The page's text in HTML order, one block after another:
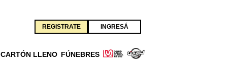
REGISTRATE INGRESÁ
CARTÓN LLENO FÚNEBRES